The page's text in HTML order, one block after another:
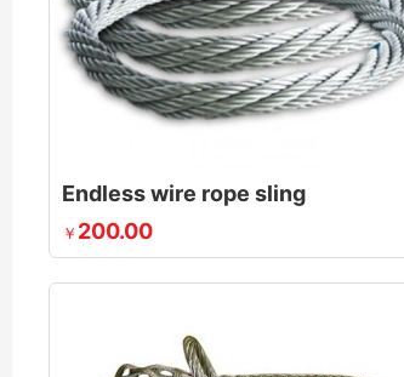
Endless wire rope sling
￥ 200.00